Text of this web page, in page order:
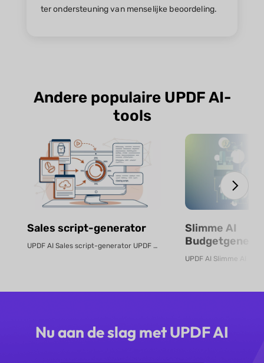
ter ondersteuning van menselijke beoordeling.
Andere populaire UPDF AI-
tools
Sales script-generator
UPDF AI Sales script-generator UPDF AI zet product-PDF's of beschrijvingen...
Slimme AI
Gratis Online
Nu aan de slag met UPDF AI